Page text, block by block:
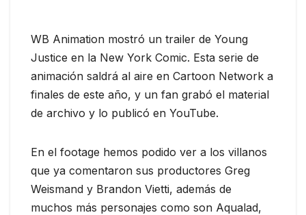
WB Animation mostró un trailer de Young
Justice en la New York Comic. Esta serie de
animación saldrá al aire en Cartoon Network a
finales de este año, y un fan grabó el material
de archivo y lo publicó en YouTube.
En el footage hemos podido ver a los villanos
que ya comentaron sus productores Greg
Weismand y Brandon Vietti, además de
muchos más personajes como son Aqualad,